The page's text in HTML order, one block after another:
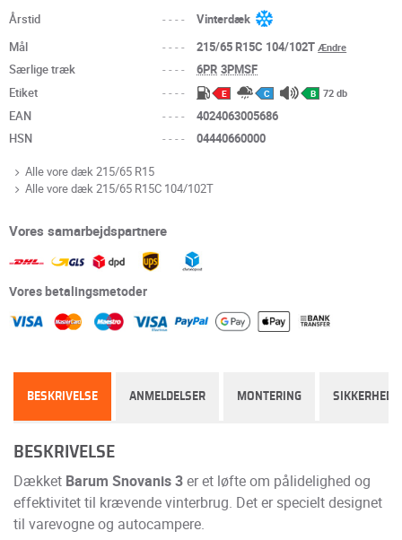
Årstid
----
Vinterdæk
Mål
---- 215/65 R15C 104/102TÆndre
Særlige træk ---- 6PR 3PMSF
Etiket
---- E C B 72 db
EAN ----
4024063005686
HSN
---- 04440660000
Alle vore dæk 215/65 R15
Alle vore dæk 215/65 R15C 104/102T
Vores samarbejdspartnere
Vores betalingsmetoder
BESKRIVELSE ANMELDELSER MONTERING SIKKERHED
BESKRIVELSE
Dækket Barum Snovanis 3er et løfte om pålidelighed og
effektivitet til krævende vinterbrug. Det er specielt designet
til varevogne og autocampere.